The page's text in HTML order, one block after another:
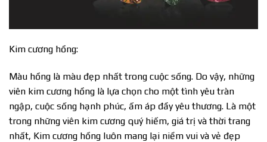
Kim cương hồng:
Màu hồng là màu đẹp nhất trong cuộc sống. Do vậy, những
viên kim cương hồng là lựa chọn cho một tình yêu tràn
ngập, cuộc sống hạnh phúc, ấm áp đầy yêu thương. Là một
trong những viên kim cương quý hiếm, giá trị và thời trang
nhất, Kim cương hồng luôn mang lại niềm vui và vẻ đẹp